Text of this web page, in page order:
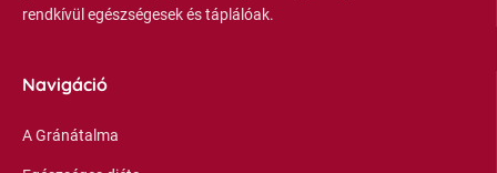
rendkívül egészségesek és táplálóak.
Navigáció
A Gránátalma